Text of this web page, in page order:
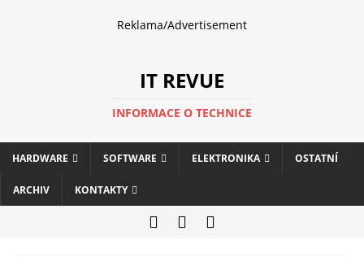
Reklama/Advertisement
IT REVUE
INFORMACE O TECHNICE
HARDWARE SOFTWARE ELEKTRONIKA OSTATNÍ
ARCHIV KONTAKTY